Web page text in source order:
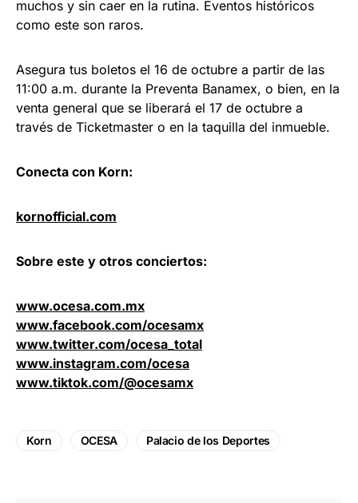
muchos y sin caer en la rutina. Eventos históricos
como este son raros.
Asegura tus boletos el 16 de octubre a partir de las
11:00 a.m. durante la Preventa Banamex, o bien, en la
venta general que se liberará el 17 de octubre a
través de Ticketmaster o en la taquilla del inmueble.
Conecta con Korn:
kornofficial.com
Sobre este y otros conciertos:
www.ocesa.com.mx
www.facebook.com/ocesamx
www.twitter.com/ocesa_total
www.instagram.com/ocesa
www.tiktok.com/@ocesamx
Korn OCESA Palacio de los Deportes